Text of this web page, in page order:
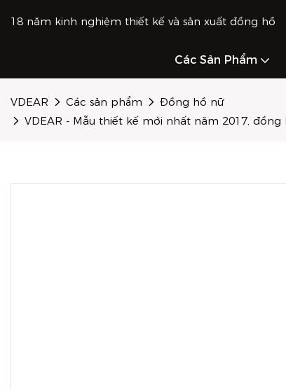
18 năm kinh nghiệm thiết kế và sản xuất đồng hồ
Các Sản Phẩm
VDEAR Các sản phẩm
Đồng hồ nữ
VDEAR - Mẫu thiết kế mới nhất năm 2017,